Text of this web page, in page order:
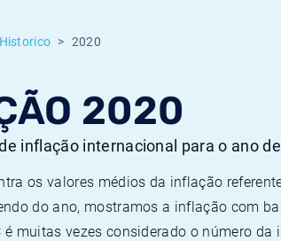
Historico 2020
2020
inflação internacional para o ano
os valores médios da inflação
do ano, mostramos a inflação com
é muitas vezes considerado o número